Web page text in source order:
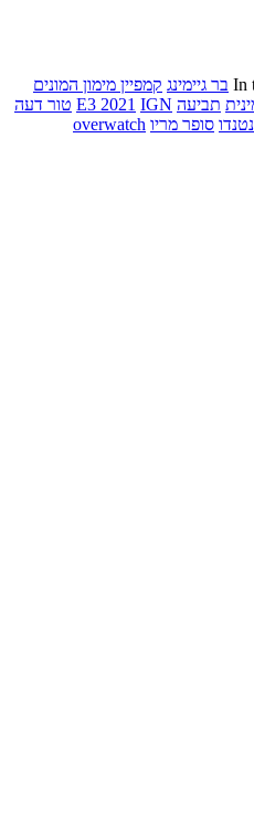
In בר גיימינג קמפיין מימון המונים
תביעה E3 2021 IGN
טור דעה
סופר מריו overwatch